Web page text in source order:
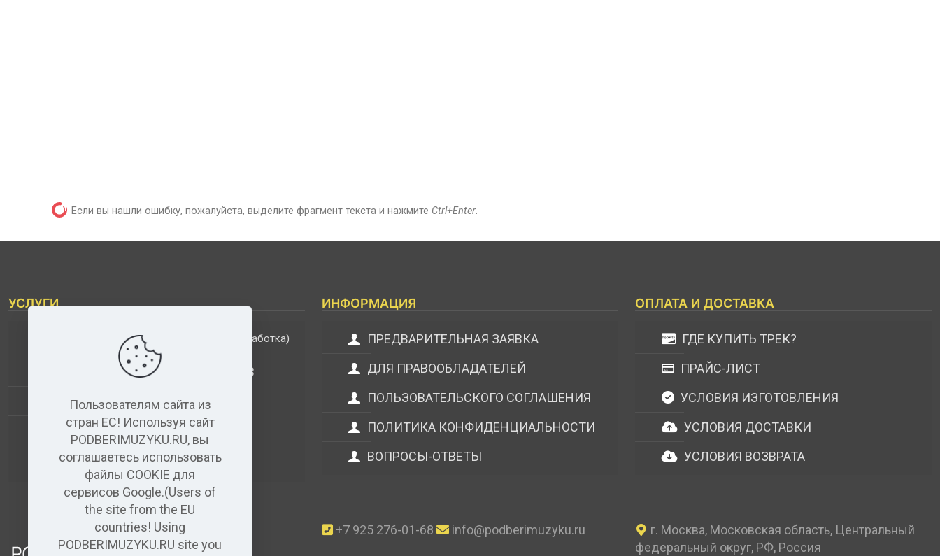
Если вы нашли ошибку, пожалуйста, выделите фрагмент текста и нажмите Ctrl+Enter.
УСЛУГИ
ДОПОЛНИТЕЛЬНЫЕ УСЛУГИ (обработка)
АНАЛИЗ МУЗЫКАЛЬНЫХ ТРЕКОВ
ВИДЕО+АУДИО
УСЛУГИ ЗВУКОЗАПИСИ
АУДИО РЕДАКТОР(бесплатный)
ИНФОРМАЦИЯ
ПРЕДВАРИТЕЛЬНАЯ ЗАЯВКА
ДЛЯ ПРАВООБЛАДАТЕЛЕЙ
ПОЛЬЗОВАТЕЛЬСКОГО СОГЛАШЕНИЯ
ПОЛИТИКА КОНФИДЕНЦИАЛЬНОСТИ
ВОПРОСЫ-ОТВЕТЫ
+7 925 276-01-68 info@podberimuzyku.ru
ОПЛАТА И ДОСТАВКА
ГДЕ КУПИТЬ ТРЕК?
ПРАЙС-ЛИСТ
УСЛОВИЯ ИЗГОТОВЛЕНИЯ
УСЛОВИЯ ДОСТАВКИ
УСЛОВИЯ ВОЗВРАТА
г. Москва, Московская область, Центральный
федеральный округ, РФ, Россия
Пользователям сайта из
стран ЕС! Используя сайт
PODBERIMUZYKU.RU, вы
соглашаетесь использовать
файлы COOKIE для
сервисов Google.(Users of
the site from the EU
countries! Using
PODBERIMUZYKU.RU site you